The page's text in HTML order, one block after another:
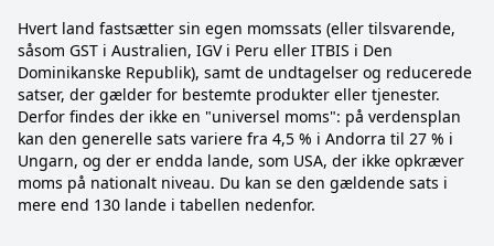
Hvert land fastsætter sin egen momssats (eller tilsvarende,
såsom GST i Australien, IGV i Peru eller ITBIS i Den
Dominikanske Republik), samt de undtagelser og reducerede
satser, der gælder for bestemte produkter eller tjenester.
Derfor findes der ikke en "universel moms": på verdensplan
kan den generelle sats variere fra 4,5 % i Andorra til 27 % i
Ungarn, og der er endda lande, som USA, der ikke opkræver
moms på nationalt niveau. Du kan se den gældende sats i
mere end 130 lande i tabellen nedenfor.